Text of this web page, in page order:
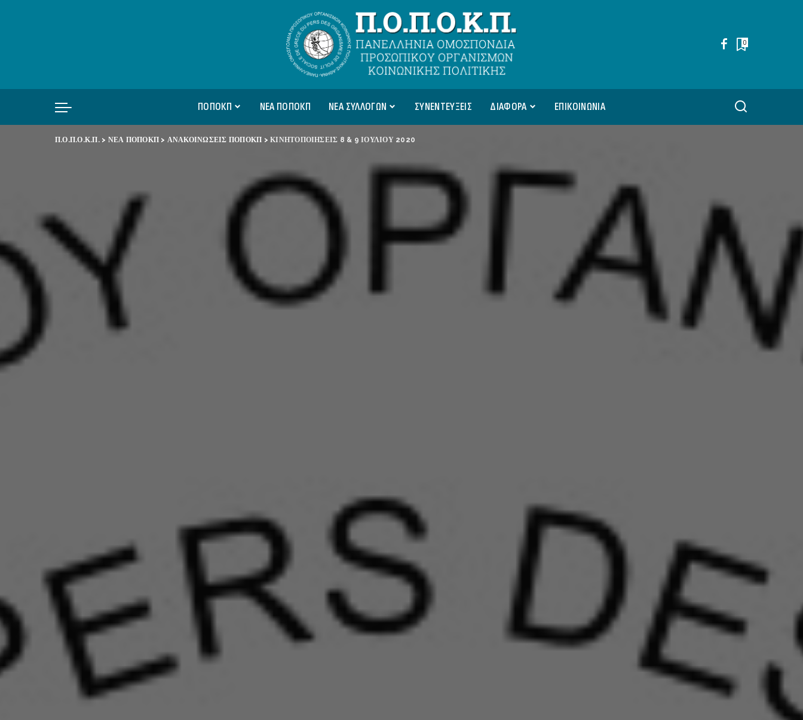
0
ΠΟΠΟΚΠ ΝΕΑ ΠΟΠΟΚΠ ΝΕΑ ΣΥΛΛΟΓΩΝ ΣΥΝΕΝΤΕΥΞΕΙΣ ΔΙΑΦΟΡΑ ΕΠΙΚΟΙΝΩΝΊΑ
Π.Ο.Π.Ο.Κ.Π.> ΝΕΑ ΠΟΠΟΚΠ > ΑΝΑΚΟΙΝΩΣΕΙΣ ΠΟΠΟΚΠ >ΚΙΝΗΤΟΠΟΙΗΣΕΙΣ 8 & 9 ΙΟΥΛΙΟΥ 2020